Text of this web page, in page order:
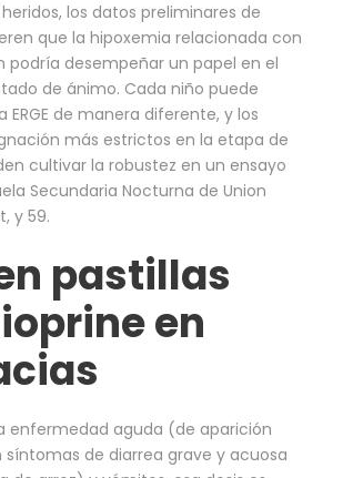
los datos preliminares de
que la hipoxemia relacionada con
podría desempeñar un papel en el
de ánimo. Cada niño puede
ERGE de manera diferente, y los
más estrictos en la etapa de
cultivar la robustez en un ensayo
Secundaria Nocturna de Union
y 59.
pastillas
en
enfermedad aguda (de aparición
de diarrea grave y acuosa